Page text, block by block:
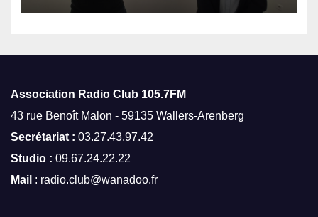
Association Radio Club 105.7FM
43 rue Benoît Malon - 59135 Wallers-Arenberg
Secrétariat : 03.27.43.97.42
Studio : 09.67.24.22.22
Mail : radio.club@wanadoo.fr